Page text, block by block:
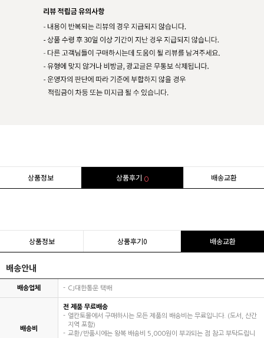
상품정보 상품후기 0 배송교환
상품정보 상품후기0 배송교환
배송안내
배송업체 CJ대한통운 택배
배송비
전 제품 무료배송
엘칸토몰에서 구매하시는 모든 제품의 배송비는 무료입니다. (도서, 산간
지역 포함)
교환/반품시에는 왕복 배송비 5,000원이 부과되는 점 참고 부탁드립니